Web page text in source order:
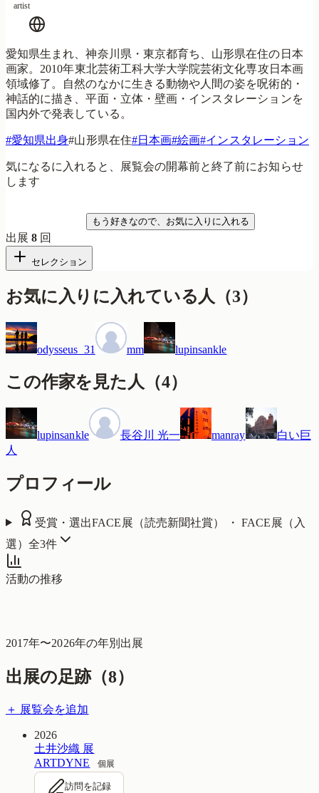
artist
愛知県生まれ、神奈川県・東京都育ち、山形県在住の日本
画家。2010年東北芸術工科大学大学院芸術文化専攻日本画
領域修了。自然のなかに生きる動物や人間の姿を呪術的・
神話的に描き、平面・立体・壁画・インスタレーションを
国内外で発表している。
#愛知県出身#山形県在住#日本画#絵画#インスタレーション
気になるに入れると、展覧会の開幕前と終了前にお知らせ
します
もう好きなので、お気に入りに入れる
出展8 回
セレクション
お気に入りに入れている人 （3）
odysseus_31 mm lupinsankle
この作家を見た人 （4）
lupinsankle 長谷川 光一 manray
白い巨
人
プロフィール
受賞・選出FACE展（読売新聞社賞） ・ FACE展（入
選）全3件
活動の推移
2017年〜2026年の年別出展
出展の足跡（8）
＋ 展覧会を追加
2026
土井沙織 展
ARTDYNE
個展
訪問を記録